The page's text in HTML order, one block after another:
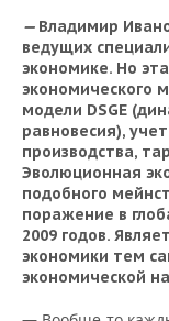
ФИГУРНОЕ
ВОДНЫЕ ВИДЫ
ХОККЕЙ С
МЕДИЦИНА
ОБРАЗОВАНИЕ
ПРОИСШЕСТВИЯ
— Владимир
ведущих
экономике. Но
экономического
модели DSGE
равновесия),
производства,
Эволюционная
подобного
поражение в
2009 годов.
экономики тем
экономической